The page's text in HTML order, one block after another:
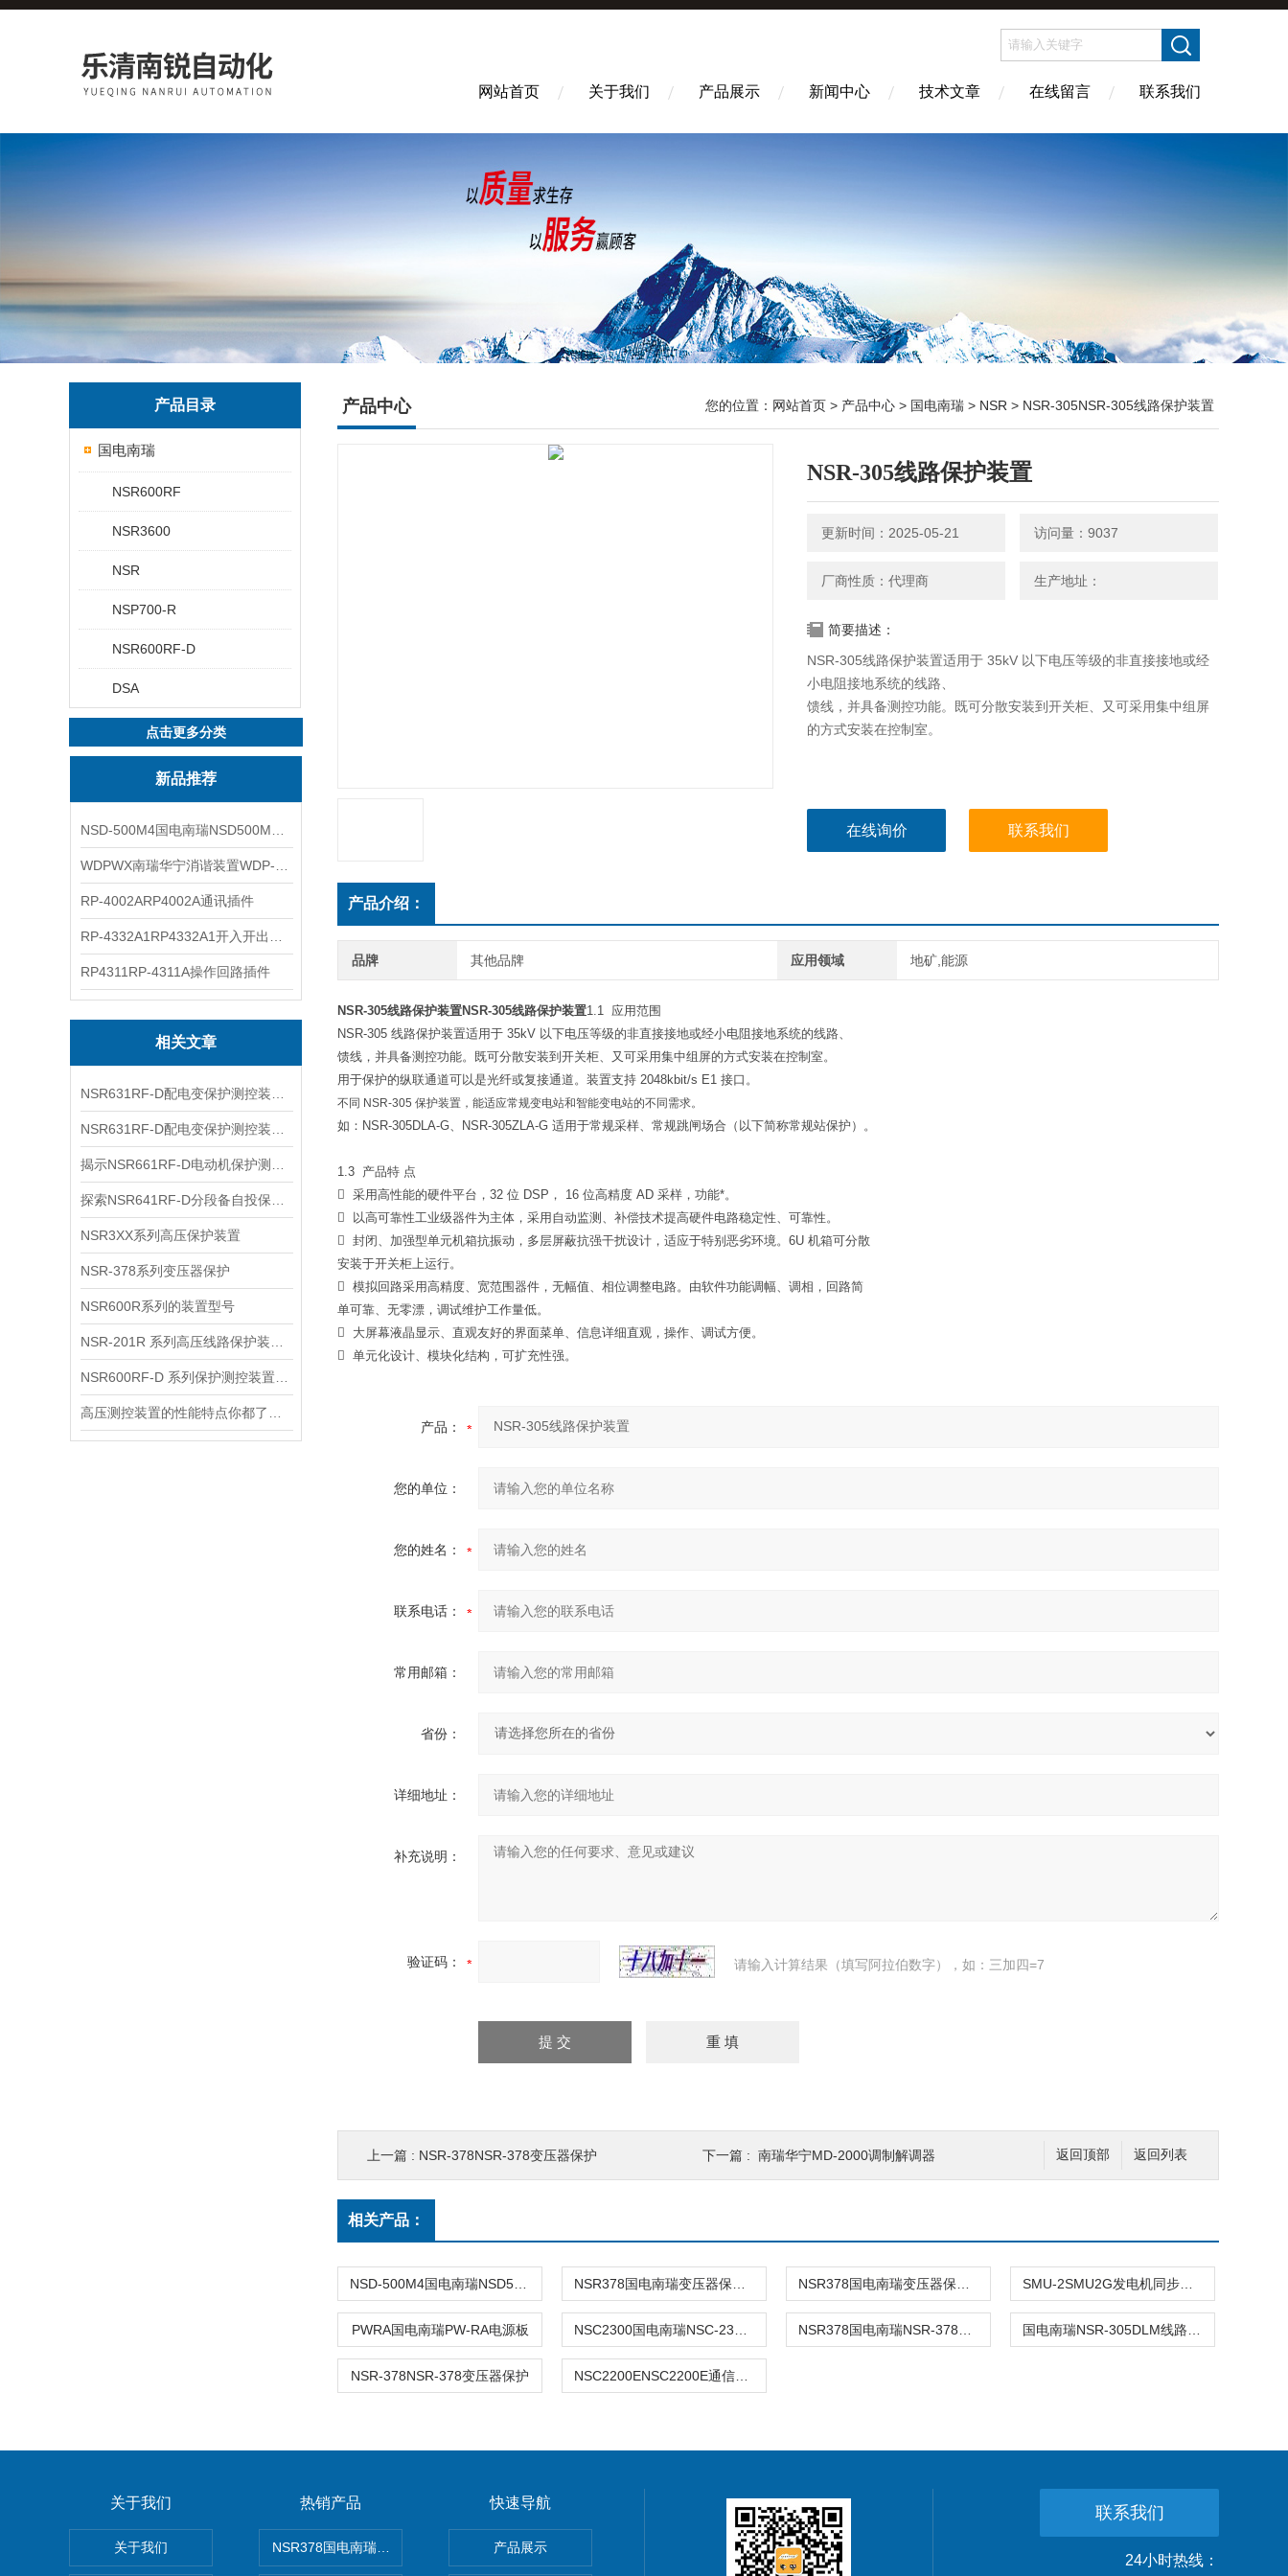
网站首页 关于我们 产品展示 新闻中心 技术文章 在线留言 联系我们
产品目录
国电南瑞
NSR600RF
NSR3600
NSR
NSP700-R
NSR600RF-D
DSA
点击更多分类
新品推荐
RP-4002ARP4002A通讯插件
RP4311RP-4311A操作回路插件
相关文章
NSR3XX系列高压保护装置
NSR-378系列变压器保护
NSR600R系列的装置型号
产品中心 您的位置： 网站首页 > 产品中心 > 国电南瑞 > NSR > NSR-305NSR-305线路保护装置
NSR-305线路保护装置
更新时间：2025-05-21 访问量：9037
厂商性质：代理商 生产地址：
简要描述：
NSR-305线路保护装置适用于 35kV 以下电压等级的非直接接地或经
小电阻接地系统的线路、
馈线，并具备测控功能。既可分散安装到开关柜、又可采用集中组屏
的方式安装在控制室。
在线询价 联系我们
产品介绍：
品牌 其他品牌 应用领域 地矿,能源
NSR-305线路保护装置NSR-305线路保护装置1.1 应用范围
NSR-305 线路保护装置适用于 35kV 以下电压等级的非直接接地或经小电阻接地系统的线路、
馈线，并具备测控功能。既可分散安装到开关柜、又可采用集中组屏的方式安装在控制室。
用于保护的纵联通道可以是光纤或复接通道。装置支持 2048kbit/s E1 接口。
不同 NSR-305 保护装置，能适应常规变电站和智能变电站的不同需求。
如：NSR-305DLA-G、NSR-305ZLA-G 适用于常规采样、常规跳闸场合（以下简称常规站保护）。
1.3 产品特 点
 采用高性能的硬件平台，32 位 DSP， 16 位高精度 AD 采样，功能*。
 以高可靠性工业级器件为主体，采用自动监测、补偿技术提高硬件电路稳定性、可靠性。
 封闭、加强型单元机箱抗振动，多层屏蔽抗强干扰设计，适应于特别恶劣环境。6U 机箱可分散
安装于开关柜上运行。
 模拟回路采用高精度、宽范围器件，无幅值、相位调整电路。由软件功能调幅、调相，回路简
单可靠、无零漂，调试维护工作量低。
 大屏幕液晶显示、直观友好的界面菜单、信息详细直观，操作、调试方便。
 单元化设计、模块化结构，可扩充性强。
产品：
您的单位：
您的姓名：
联系电话：
常用邮箱：
省份：
详细地址：
补充说明：
验证码： 请输入计算结果（填写阿拉伯数字），如：三加四=7
返回列表
返回顶部
上一篇 : NSR-378NSR-378变压器保护 下一篇 : 南瑞华宁MD-2000调制解调器
相关产品：
PWRA国电南瑞PW-RA电源板
NSR-378NSR-378变压器保护
关于我们
关于我们
热销产品
NSR378国电南瑞NSR-378变压器保护装置
快速导航
产品展示
联系我们
24小时热线：